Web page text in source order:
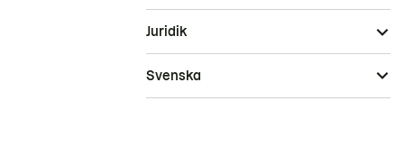
Juridik
Svenska